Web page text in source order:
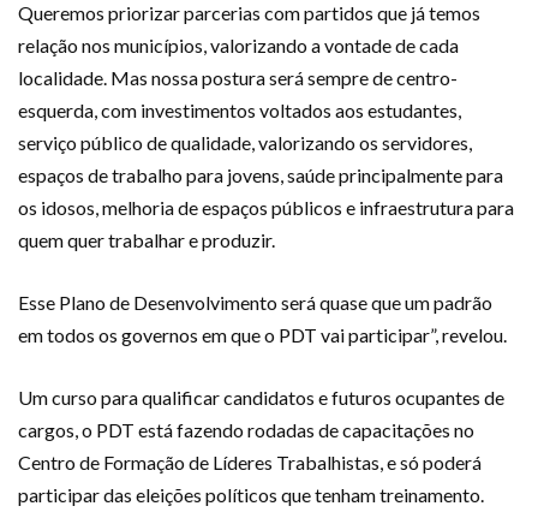
Queremos priorizar parcerias com partidos que já temos
relação nos municípios, valorizando a vontade de cada
localidade. Mas nossa postura será sempre de centro-
esquerda, com investimentos voltados aos estudantes,
serviço público de qualidade, valorizando os servidores,
espaços de trabalho para jovens, saúde principalmente para
os idosos, melhoria de espaços públicos e infraestrutura para
quem quer trabalhar e produzir.
Esse Plano de Desenvolvimento será quase que um padrão
em todos os governos em que o PDT vai participar”, revelou.
Um curso para qualificar candidatos e futuros ocupantes de
cargos, o PDT está fazendo rodadas de capacitações no
Centro de Formação de Líderes Trabalhistas, e só poderá
participar das eleições políticos que tenham treinamento.